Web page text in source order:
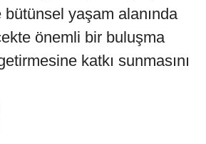
yaşam alanında
önemli bir buluşma
katkı sunmasını